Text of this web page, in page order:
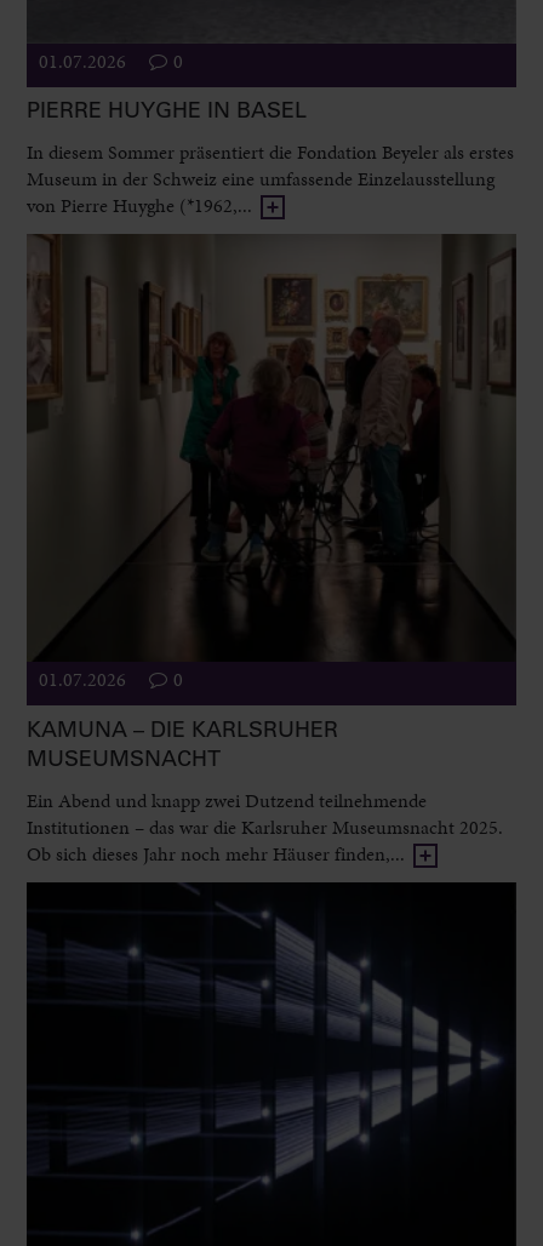
01.07.2026 0
PIERRE HUYGHE IN BASEL
In diesem Sommer präsentiert die Fondation Beyeler als erstes
Museum in der Schweiz eine umfassende Einzelausstellung
von Pierre Huyghe (*1962,...
01.07.2026 0
KAMUNA – DIE KARLSRUHER
MUSEUMSNACHT
Ein Abend und knapp zwei Dutzend teilnehmende
Institutionen – das war die Karlsruher Museumsnacht 2025.
Ob sich dieses Jahr noch mehr Häuser finden,...